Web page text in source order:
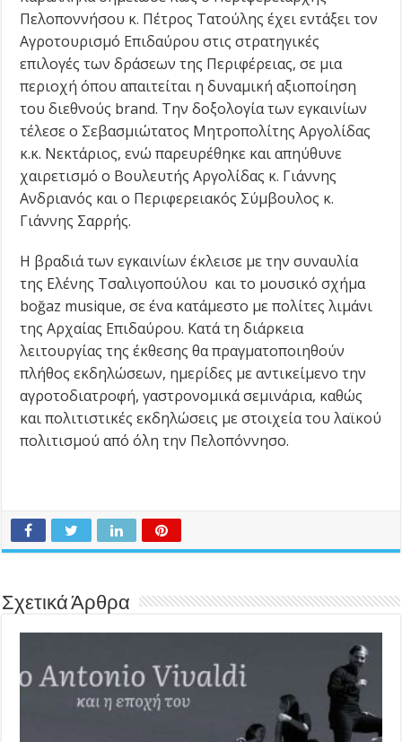
Πελοποννήσου κ. Πέτρος Τατούλης έχει εντάξει τον
Αγροτουρισμό Επιδαύρου στις στρατηγικές
επιλογές των δράσεων της Περιφέρειας, σε μια
περιοχή όπου απαιτείται η δυναμική αξιοποίηση
του διεθνούς brand. Την δοξολογία των εγκαινίων
τέλεσε ο Σεβασμιώτατος Μητροπολίτης Αργολίδας
κ.κ. Νεκτάριος, ενώ παρευρέθηκε και απηύθυνε
χαιρετισμό ο Βουλευτής Αργολίδας κ. Γιάννης
Ανδριανός και ο Περιφερειακός Σύμβουλος κ.
Γιάννης Σαρρής.
Η βραδιά των εγκαινίων έκλεισε με την συναυλία
της Ελένης Τσαλιγοπούλου και το μουσικό σχήμα
boğaz musique, σε ένα κατάμεστο με πολίτες λιμάνι
της Αρχαίας Επιδαύρου. Κατά τη διάρκεια
λειτουργίας της έκθεσης θα πραγματοποιηθούν
πλήθος εκδηλώσεων, ημερίδες με αντικείμενο την
αγροτοδιατροφή, γαστρονομικά σεμινάρια, καθώς
και πολιτιστικές εκδηλώσεις με στοιχεία του λαϊκού
πολιτισμού από όλη την Πελοπόννησο.
Σχετικά Άρθρα